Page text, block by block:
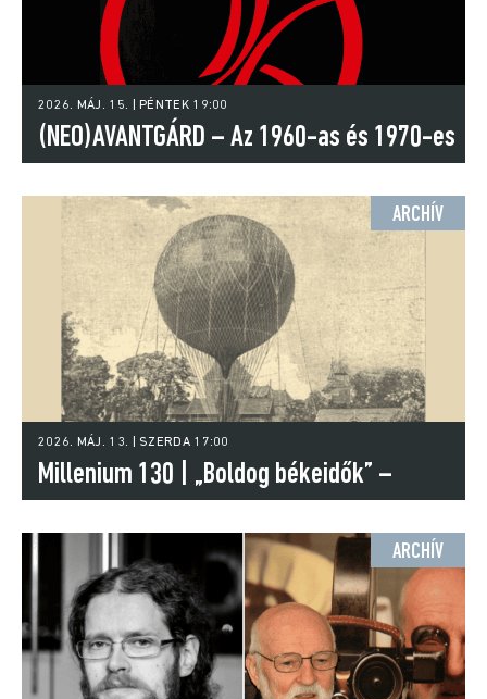
2026. MÁJ. 15. | PÉNTEK 19:00
(NEO)AVANTGÁRD – Az 1960-as és 1970-es
ARCHÍV
2026. MÁJ. 13. | SZERDA 17:00
Millenium 130 | „Boldog békeidők” –
ARCHÍV